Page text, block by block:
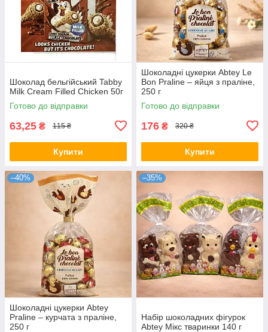
Шоколад бельгійський Tabby
Milk Cream Filled Chicken 50г
Готово до відправки
63,25 ₴ 115 ₴
Купити
Шоколадні цукерки Abtey Le
Bon Praline – яйця з праліне,
250 г
Готово до відправки
176 ₴ 320 ₴
Купити
–40%
Шоколадні цукерки Abtey
Praline – курчата з праліне,
250 г
–35%
Набір шоколадних фігурок
Abtey Мікс тваринки 140 г